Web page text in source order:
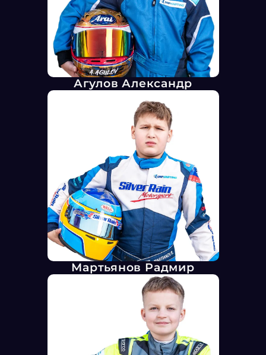
Агулов Александр
Мартьянов Радмир